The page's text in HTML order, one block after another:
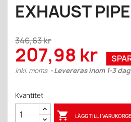
EXHAUST
346,63 kr
207,98 kr
Inkl. moms Levereras inom 1-3
Kvantitet
 LÄGG TILL I